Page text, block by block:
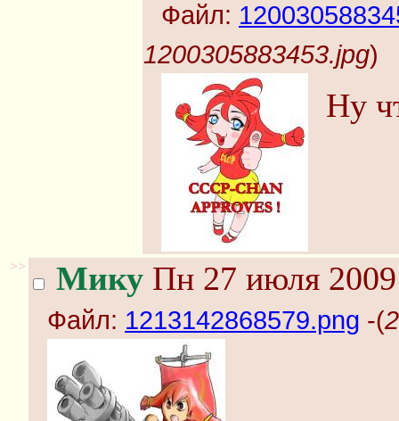
Файл:
1200305883453.jpg)
Ну
>> Мику Пн 27 июля
Файл: 1213142868579.png -(